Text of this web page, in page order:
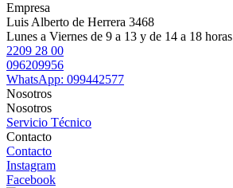
Empresa
Luis Alberto de Herrera 3468
Lunes a Viernes de 9 a 13 y de 14 a 18 horas
2209 28 00
096209956
WhatsApp: 099442577
Nosotros
Nosotros
Servicio Técnico
Contacto
Contacto
Instagram
Facebook